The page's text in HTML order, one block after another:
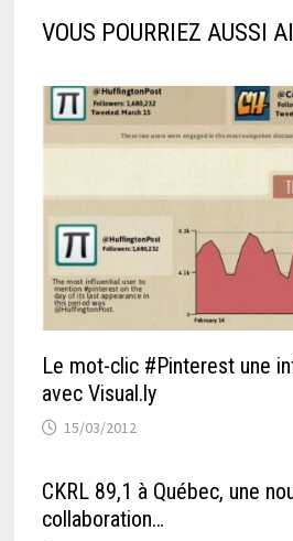
VOUS POURRIEZ AUSSI
Le mot-clic #Pinterest une
avec Visual.ly
15/03/2012
CKRL 89,1 à Québec, une
collaboration…